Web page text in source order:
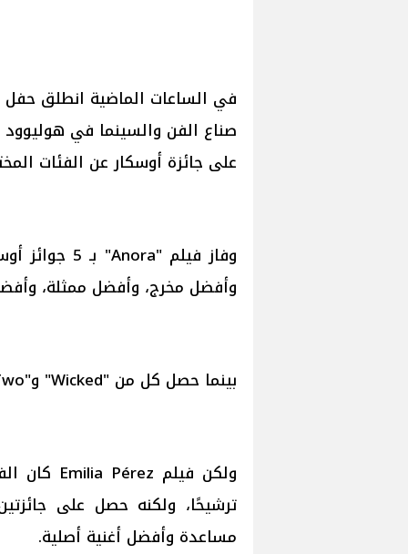
صناع الفن والسينما في
على جائزة أوسكار عن الفئات
وأفضل مخرج، وأفضل ممثلة،
بينما حصل كل من "Wicked" و"Dune: Part Two" على جائزتين.
ترشيحًا، ولكنه حصل على
مساعدة وأفضل أغنية أصلية.